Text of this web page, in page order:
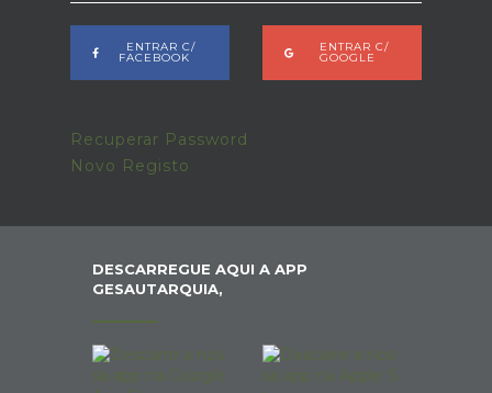
ENTRAR C/
FACEBOOK
ENTRAR C/
GOOGLE
Recuperar Password
Novo Registo
DESCARREGUE AQUI A APP
GESAUTARQUIA,